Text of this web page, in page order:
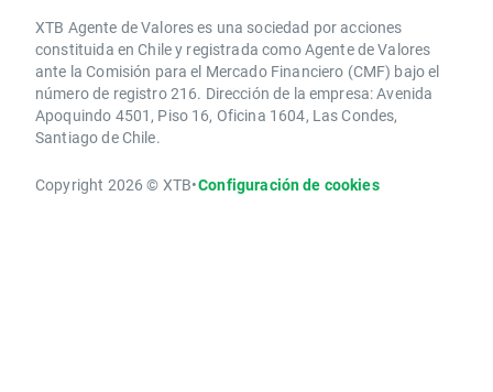
XTB Agente de Valores es una sociedad por acciones
constituida en Chile y registrada como Agente de Valores
ante la Comisión para el Mercado Financiero (CMF) bajo el
número de registro 216. Dirección de la empresa: Avenida
Apoquindo 4501, Piso 16, Oficina 1604, Las Condes,
Santiago de Chile.
Copyright 2026 © XTB•Configuración de cookies